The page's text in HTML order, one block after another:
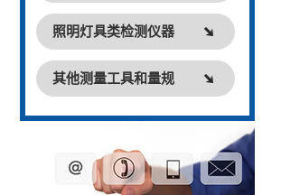
照明灯具类检测仪器
其他测量工具和量规